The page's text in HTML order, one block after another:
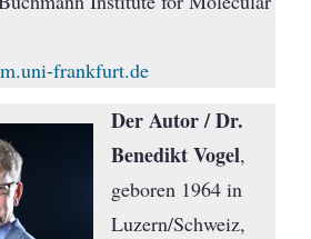
frankfurt.de
Der Autor / Dr.
Benedikt Vogel,
geboren 1964 in
Luzern/Schweiz,